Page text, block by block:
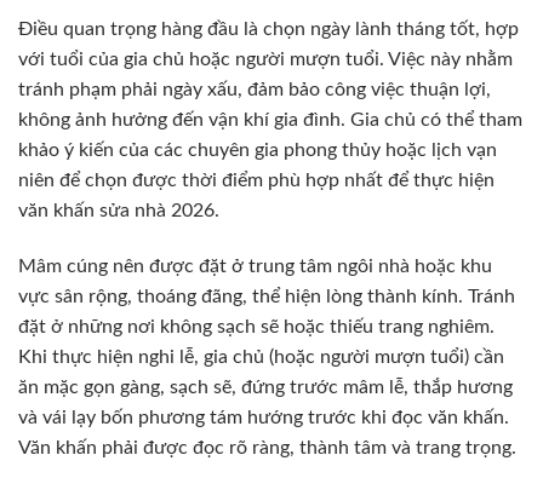
Điều quan trọng hàng đầu là chọn ngày lành tháng tốt, hợp
với tuổi của gia chủ hoặc người mượn tuổi. Việc này nhằm
tránh phạm phải ngày xấu, đảm bảo công việc thuận lợi,
không ảnh hưởng đến vận khí gia đình. Gia chủ có thể tham
khảo ý kiến của các chuyên gia phong thủy hoặc lịch vạn
niên để chọn được thời điểm phù hợp nhất để thực hiện
văn khấn sửa nhà 2026.
Mâm cúng nên được đặt ở trung tâm ngôi nhà hoặc khu
vực sân rộng, thoáng đãng, thể hiện lòng thành kính. Tránh
đặt ở những nơi không sạch sẽ hoặc thiếu trang nghiêm.
Khi thực hiện nghi lễ, gia chủ (hoặc người mượn tuổi) cần
ăn mặc gọn gàng, sạch sẽ, đứng trước mâm lễ, thắp hương
và vái lạy bốn phương tám hướng trước khi đọc văn khấn.
Văn khấn phải được đọc rõ ràng, thành tâm và trang trọng.